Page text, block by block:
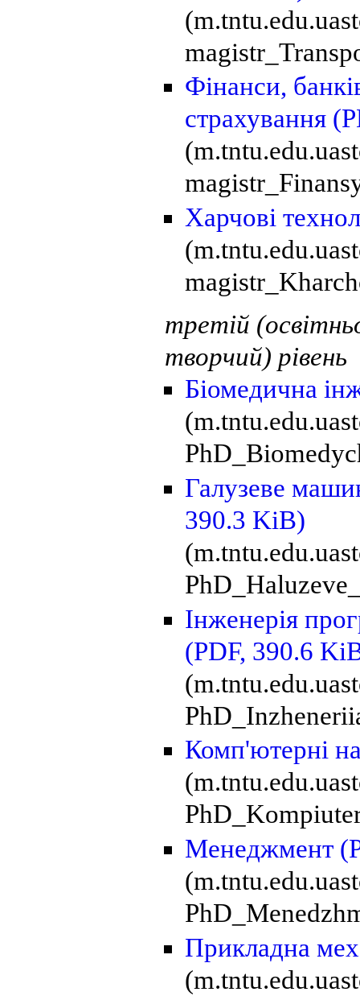
Фінанси,
страхування
Харчові
третій
творчий) рівень
Біомедична
Галузеве
390.3 KiB)
Інженерія
(PDF, 390.6
Комп'ютерні
Менеджмент
Прикладна